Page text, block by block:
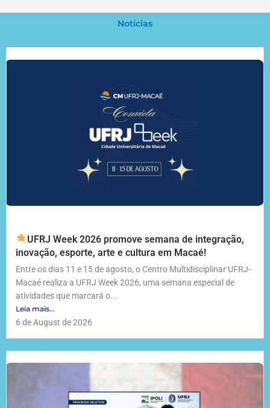
Notícias
UFRJ Week 2026 promove semana de integração,
inovação, esporte, arte e cultura em Macaé!
Entre os dias 11 e 15 de agosto, o Centro Multidisciplinar UFRJ-
Macaé realiza a UFRJ Week 2026, uma semana especial de
atividades que marcará o...
Leia mais...
6 de August de 2026